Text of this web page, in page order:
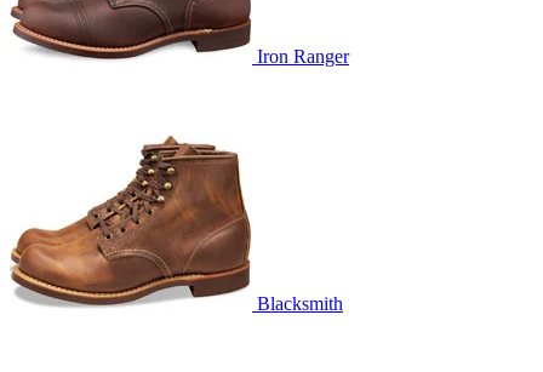
Iron Ranger
Blacksmith